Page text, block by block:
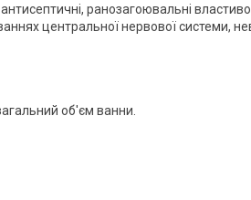
ранозагоювальні
центральної нервової системи,
об'єм ванни.